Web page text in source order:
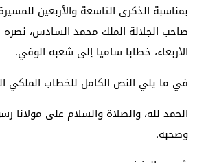
بمناسبة الذكرى التاسعة والأربعين
صاحب الجلالة الملك محمد السادس، نصره
الأربعاء، خطابا ساميا إلى شعبه الوفي.
في ما يلي النص الكامل للخطاب الملكي
الحمد لله، والصلاة والسلام على مولانا
وصحبه.